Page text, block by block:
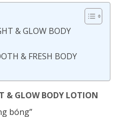
& GLOW BODY
& FRESH BODY
& GLOW BODY LOTION
bóng”